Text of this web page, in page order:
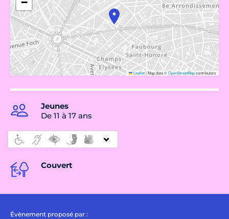
Leaflet|Map data ©OpenStreetMapcontributors
Jeunes
De 11 à 17 ans
Couvert
Évènement proposé par :